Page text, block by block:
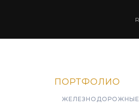
ПОРТФОЛИО
ЖЕЛЕЗНОДОРОЖНЫЕ